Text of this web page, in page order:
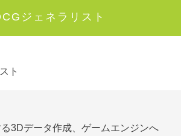
ジェネラリスト
ト
3Dデータ作成、ゲームエンジンへ